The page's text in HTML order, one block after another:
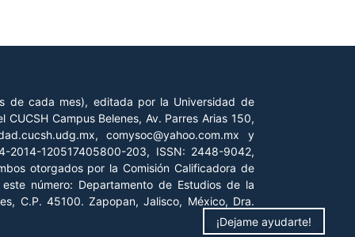
de cada mes), editada por la Universidad de
Campus Belenes, Av. Parres Arias 150,
comysoc@yahoo.com.mx y
2014-120517405800-203, ISSN: 2448-9042,
otorgados por la Comisión Calificadora de
número: Departamento de Estudios de la
C.P. 45100. Zapopan, Jalisco, México, Dra.
¡Dejame ayudarte!